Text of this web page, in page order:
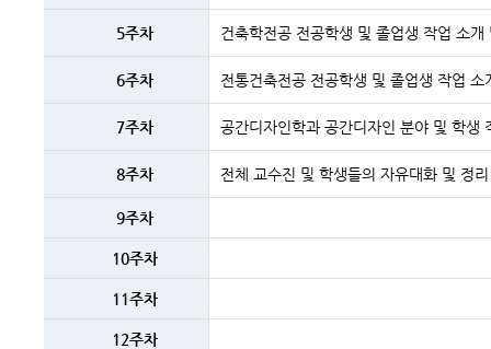
5주차 건축학전공 전공학생 및 졸업생 작업 소개
6주차 전통건축전공 전공학생 및 졸업생 작업 소
7주차 공간디자인학과 공간디자인 분야 및 학생
8주차 전체 교수진 및 학생들의 자유대화 및 정리
9주차
10주차
11주차
12주차